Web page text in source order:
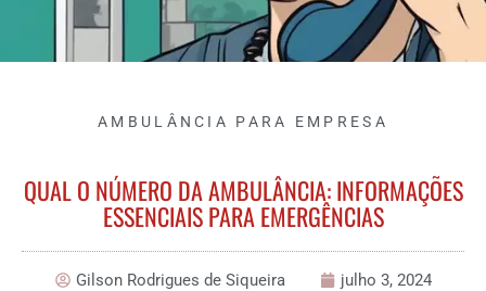
AMBULÂNCIA PARA EMPRESA
QUAL O NÚMERO DA AMBULÂNCIA: INFORMAÇÕES
ESSENCIAIS PARA EMERGÊNCIAS
Gilson Rodrigues de Siqueira julho 3, 2024